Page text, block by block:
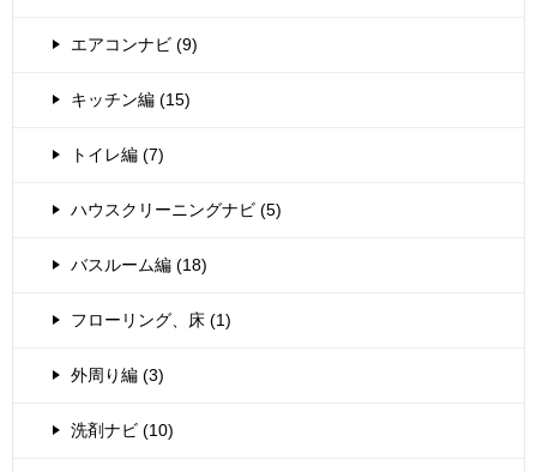
エアコンナビ (9)
キッチン編 (15)
トイレ編 (7)
ハウスクリーニングナビ (5)
バスルーム編 (18)
フローリング、床 (1)
外周り編 (3)
洗剤ナビ (10)